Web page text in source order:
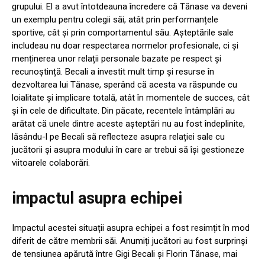
grupului. El a avut întotdeauna încredere că Tănase va deveni
un exemplu pentru colegii săi, atât prin performanțele
sportive, cât și prin comportamentul său. Așteptările sale
includeau nu doar respectarea normelor profesionale, ci și
menținerea unor relații personale bazate pe respect și
recunoștință. Becali a investit mult timp și resurse în
dezvoltarea lui Tănase, sperând că acesta va răspunde cu
loialitate și implicare totală, atât în momentele de succes, cât
și în cele de dificultate. Din păcate, recentele întâmplări au
arătat că unele dintre aceste așteptări nu au fost îndeplinite,
lăsându-l pe Becali să reflecteze asupra relației sale cu
jucătorii și asupra modului în care ar trebui să își gestioneze
viitoarele colaborări.
impactul asupra echipei
Impactul acestei situații asupra echipei a fost resimțit în mod
diferit de către membrii săi. Anumiți jucători au fost surprinși
de tensiunea apărută între Gigi Becali și Florin Tănase, mai